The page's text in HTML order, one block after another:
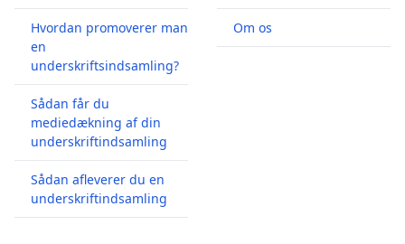
Hvordan promoverer man
en
underskriftsindsamling?
Sådan får du
mediedækning af din
underskriftindsamling
Sådan afleverer du en
underskriftindsamling
Om os